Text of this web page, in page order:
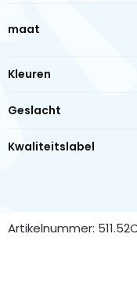
maat
Kleuren
Geslacht
Kwaliteitslabel
Artikelnummer: 511.52